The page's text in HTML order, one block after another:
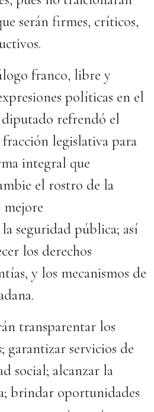
serán firmes, críticos,
franco, libre y
políticas en el
refrendó el
legislativa para
integral que
el rostro de la
seguridad pública; así
los derechos
y los mecanismos de
transparentar los
garantizar servicios de
social; alcanzar la
brindar oportunidades